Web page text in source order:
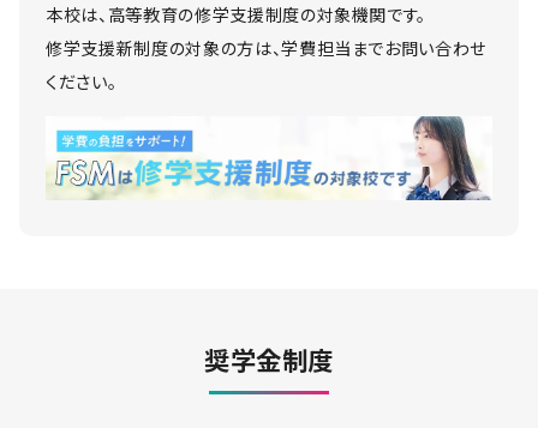
本校は、高等教育の修学支援制度の対象機関です。
修学支援新制度の対象の方は、学費担当までお問い合わせ
ください。
奨学金制度